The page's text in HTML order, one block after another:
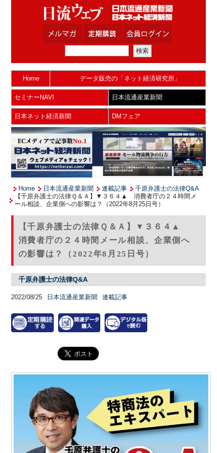
Home データ販売の「ネット経済研究所」
セミナーNAVI 日本流通産業新聞
日本ネット経済新聞 DMフェア
Home 日本流通産業新聞 連載記事
千原弁護士の法律Q&A
【千原弁護士の法律Ｑ＆Ａ】▼３６４▲ 消費者庁の２４時間メ
ール相談、企業側への影響は？（2022年8月25日号）
【千原弁護士の法律Ｑ＆Ａ】▼３６４▲
消費者庁の２４時間メール相談、企業側へ
の影響は？（2022年8月25日号）
千原弁護士の法律Q&A
2022/08/25 日本流通産業新聞 連載記事